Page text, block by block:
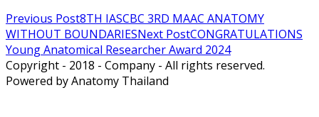
Previous Post8TH IASCBC 3RD MAAC ANATOMY
WITHOUT BOUNDARIESNext PostCONGRATULATIONS
Young Anatomical Researcher Award 2024
Copyright - 2018 - Company - All rights reserved.
Powered by Anatomy Thailand